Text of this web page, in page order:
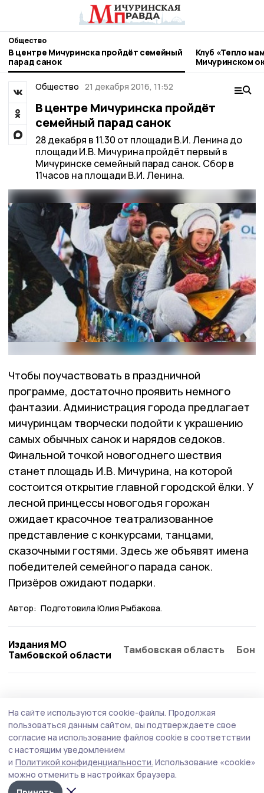
Общество
В центре Мичуринска пройдёт семейный
парад санок
Клуб «Тепло
Мичуринском
Общество 21 декабря 2016, 11:52
В центре Мичуринска пройдёт
семейный парад санок
28 декабря в 11.30 от площади В.И. Ленина до
площади И.В. Мичурина пройдёт первый в
Мичуринске семейный парад санок. Сбор в
11часов на площади В.И. Ленина.
Чтобы поучаствовать в праздничной
программе, достаточно проявить немного
фантазии. Администрация города предлагает
мичуринцам творчески подойти к украшению
самых обычных санок и нарядов седоков.
Финальной точкой новогоднего шествия
станет площадь И.В. Мичурина, на которой
состоится открытие главной городской ёлки. У
лесной принцессы новогодья горожан
ожидает красочное театрализованное
представление с конкурсами, танцами,
сказочными гостями. Здесь же объявят имена
победителей семейного парада санок.
Призёров ожидают подарки.
Автор: Подготовила Юлия Рыбакова.
Издания МО
Тамбовской области
Тамбовская область
На сайте используются cookie-файлы. Продолжая
пользоваться данным сайтом, вы подтверждаете свое
согласие на использование файлов cookie в соответствии
с настоящим уведомлением
и Политикой конфиденциальности. Использование «cookie»
можно отменить в настройках браузера.